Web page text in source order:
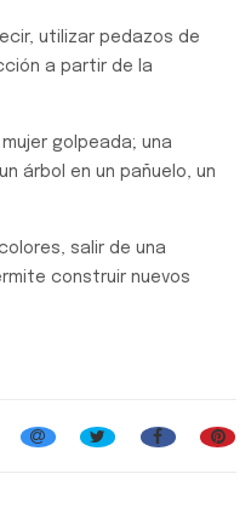
utilizar pedazos de
a partir de la
golpeada; una
árbol en un pañuelo, un
salir de una
construir nuevos